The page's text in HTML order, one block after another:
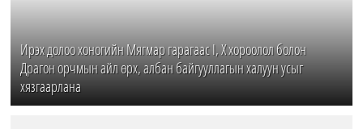
Ирэх долоо хоногийн Мягмар гарагаас I, X хороолол болон
Драгон орчмын айл өрх, албан байгууллагын халуун усыг
хязгаарлана